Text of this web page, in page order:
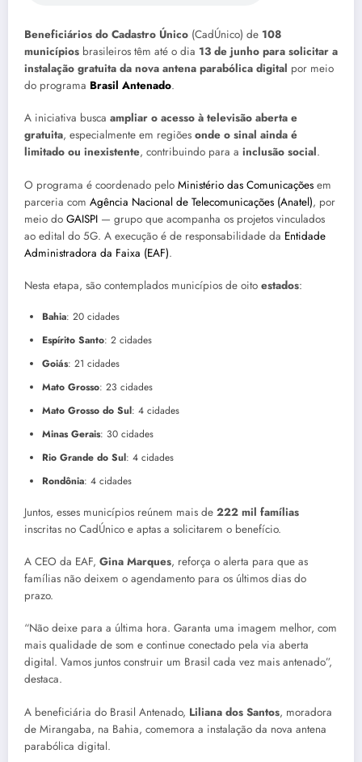
Beneficiários do Cadastro Único (CadÚnico) de 108
municípios brasileiros têm até o dia 13 de junho para solicitar a
instalação gratuita da nova antena parabólica digital por meio
do programa Brasil Antenado.
A iniciativa busca ampliar o acesso à televisão aberta e
gratuita, especialmente em regiões onde o sinal ainda é
limitado ou inexistente, contribuindo para a inclusão social.
O programa é coordenado pelo Ministério das Comunicações em
parceria com Agência Nacional de Telecomunicações (Anatel), por
meio do GAISPI — grupo que acompanha os projetos vinculados
ao edital do 5G. A execução é de responsabilidade da Entidade
Administradora da Faixa (EAF).
Nesta etapa, são contemplados municípios de oito estados:
Bahia: 20 cidades
Espírito Santo: 2 cidades
Goiás: 21 cidades
Mato Grosso: 23 cidades
Mato Grosso do Sul: 4 cidades
Minas Gerais: 30 cidades
Rio Grande do Sul: 4 cidades
Rondônia: 4 cidades
Juntos, esses municípios reúnem mais de 222 mil famílias
inscritas no CadÚnico e aptas a solicitarem o benefício.
A CEO da EAF, Gina Marques, reforça o alerta para que as
famílias não deixem o agendamento para os últimos dias do
prazo.
“Não deixe para a última hora. Garanta uma imagem melhor, com
mais qualidade de som e continue conectado pela via aberta
digital. Vamos juntos construir um Brasil cada vez mais antenado”,
destaca.
A beneficiária do Brasil Antenado, Liliana dos Santos, moradora
de Mirangaba, na Bahia, comemora a instalação da nova antena
parabólica digital.